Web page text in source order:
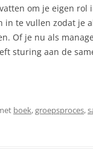
om je eigen rol
in te vullen zodat je
Of je nu als
sturing aan de
boek,groepsproces,